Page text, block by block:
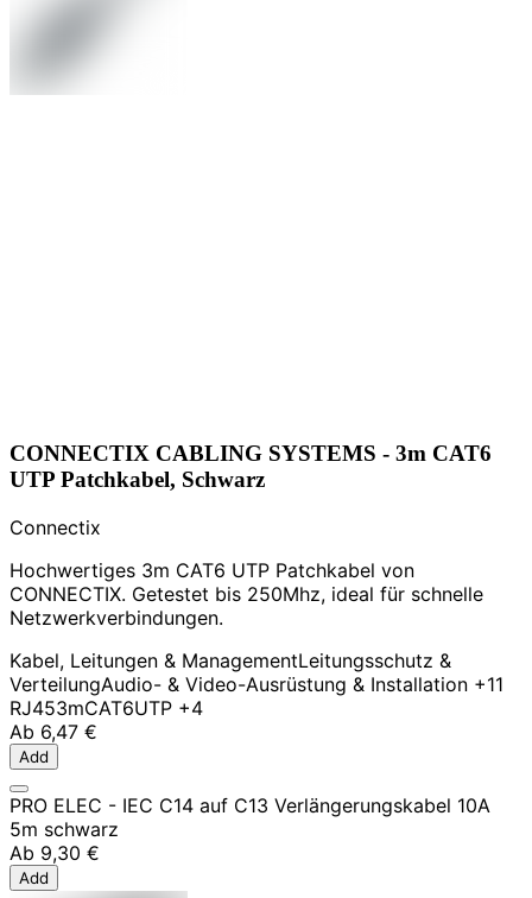
CONNECTIX CABLING SYSTEMS - 3m CAT6
UTP Patchkabel, Schwarz
Connectix
Hochwertiges 3m CAT6 UTP Patchkabel von
CONNECTIX. Getestet bis 250Mhz, ideal für schnelle
Netzwerkverbindungen.
Kabel, Leitungen & ManagementLeitungsschutz &
VerteilungAudio- & Video-Ausrüstung & Installation +11
RJ453mCAT6UTP +4
Ab 6,47 €
Add
PRO ELEC - IEC C14 auf C13 Verlängerungskabel 10A
5m schwarz
Ab 9,30 €
Add